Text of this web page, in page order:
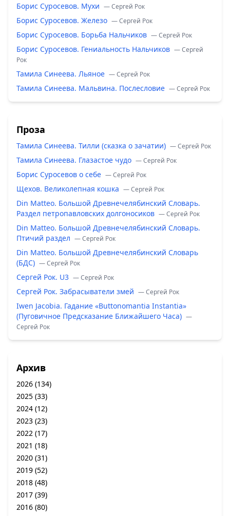
Борис Суросевов. Мухи — Сергей Рок
Борис Суросевов. Железо — Сергей Рок
Борис Суросевов. Борьба Нальчиков — Сергей Рок
Борис Суросевов. Гениальность Нальчиков — Сергей
Рок
Тамила Синеева. Льяное — Сергей Рок
Тамила Синеева. Мальвина. Послесловие — Сергей Рок
Проза
Тамила Синеева. Тилли (сказка о зачатии) — Сергей Рок
Тамила Синеева. Глазастое чудо — Сергей Рок
Борис Суросевов о себе — Сергей Рок
Щехов. Великолепная кошка — Сергей Рок
Din Matteo. Большой Древнечелябинский Словарь.
Раздел петропавловских долгоносиков — Сергей Рок
Din Matteo. Большой Древнечелябинский Словарь.
Птичий раздел — Сергей Рок
Din Matteo. Большой Древнечелябинский Словарь
(БДС) — Сергей Рок
Сергей Рок. U3 — Сергей Рок
Сергей Рок. Забрасыватели змей — Сергей Рок
Iwen Jacobia. Гадание «Buttonomantia Instantia»
(Пуговичное Предсказание Ближайшего Часа) —
Сергей Рок
Архив
2026 (134)
2025 (33)
2024 (12)
2023 (23)
2022 (17)
2021 (18)
2020 (31)
2019 (52)
2018 (48)
2017 (39)
2016 (80)